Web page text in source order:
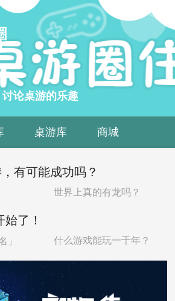
论桌游的乐趣
桌游库 商城
有可能成功吗？
世界上真的有龙吗？
了！
」 什么游戏能玩一千年？